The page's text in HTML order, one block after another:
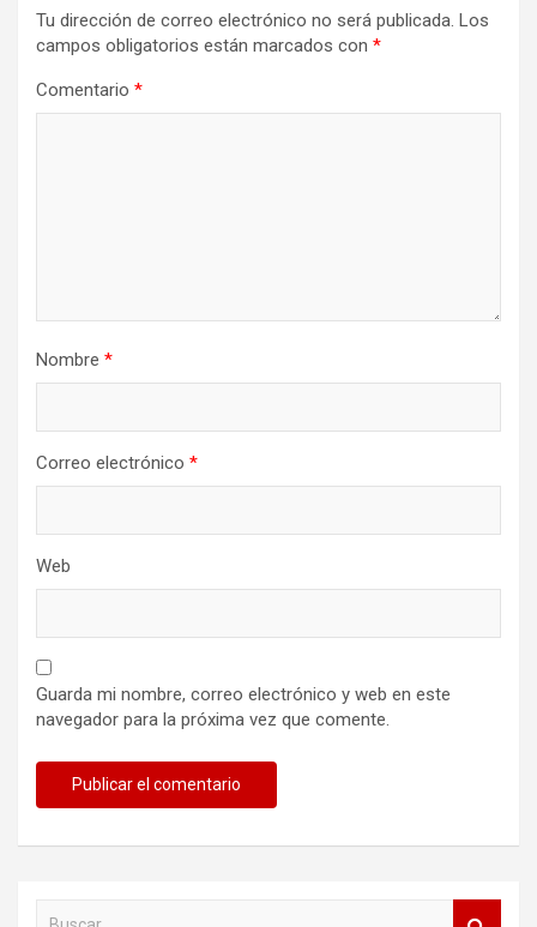
Tu dirección de correo electrónico no será publicada. Los
campos obligatorios están marcados con *
Comentario *
Nombre *
Correo electrónico *
Web
Guarda mi nombre, correo electrónico y web en este
navegador para la próxima vez que comente.